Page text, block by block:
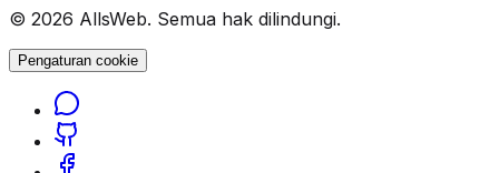
© 2026 AllsWeb. Semua hak dilindungi.
Pengaturan cookie